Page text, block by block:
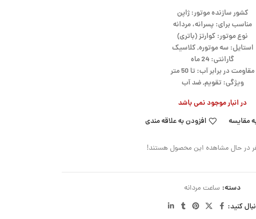
کشور سازنده موتور: ژاپن
مناسب برای: پسرانه، مردانه
نوع موتور: کوارتز (باتری)
استایل: سه موتوره, کلاسیک
گارانتی: 24 ماه
مقاومت در برابر آب: تا 50 متر
ویژگی: تقویم, ضد آب
در انبار موجود نمی باشد
مقایسه
افزودن به علاقه مندی
در حال مشاهده این محصول هستند!
دسته: ساعت مردانه
کنید: